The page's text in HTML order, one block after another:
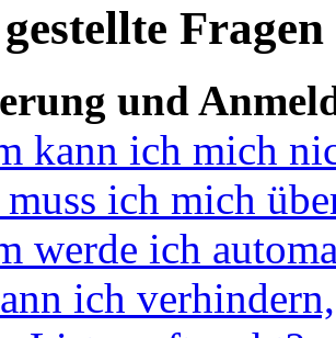
Fragen
und
kann ich mich
ich mich
werde ich
ich